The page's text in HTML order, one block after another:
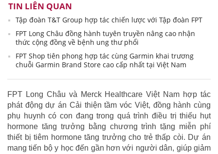
TIN LIÊN QUAN
Tập đoàn T&T Group hợp tác chiến lược với Tập đoàn FPT
FPT Long Châu đồng hành tuyên truyền nâng cao nhận
thức cộng đồng về bệnh ung thư phổi
FPT Shop tiên phong hợp tác cùng Garmin khai trương
chuỗi Garmin Brand Store cao cấp nhất tại Việt Nam
FPT Long Châu và Merck Healthcare Việt Nam hợp tác
phát động dự án Cải thiện tầm vóc Việt, đồng hành cùng
phụ huynh có con đang trong quá trình điều trị thiếu hụt
hormone tăng trưởng bằng chương trình tặng miễn phí
thiết bị tiêm hormone tăng trưởng cho trẻ thấp còi. Dự án
mang tiến bộ y học đến gần hơn với người dân, giúp giảm